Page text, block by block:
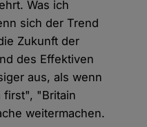
Was ich
sich der Trend
Zukunft der
des Effektiven
aus, als wenn
first", "Britain
weitermachen.